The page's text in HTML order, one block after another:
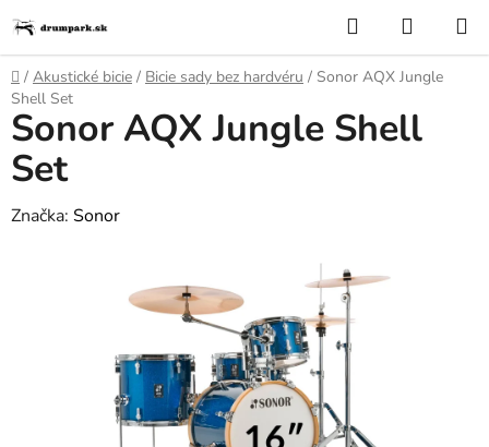
na
obsah
Hľadať
KOŠÍK
Domov
/ Akustické bicie / Bicie sady bez hardvéru / Sonor AQX Jungle
Shell Set
Sonor AQX Jungle Shell
Set
Značka: Sonor